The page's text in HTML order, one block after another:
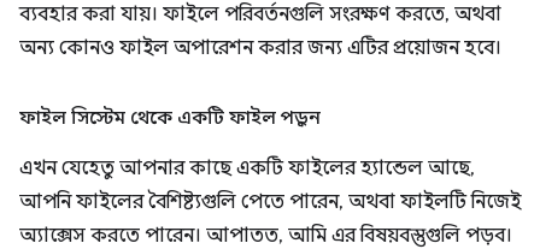
ব্যবহার করা যায়। ফাইলে পরিবর্তনগুলি সংরক্ষণ করতে, অথবা
অন্য কোনও ফাইল অপারেশন করার জন্য এটির প্রয়োজন হবে।
ফাইল সিস্টেম থেকে একটি ফাইল পড়ুন
এখন যেহেতু আপনার কাছে একটি ফাইলের হ্যান্ডেল আছে,
আপনি ফাইলের বৈশিষ্ট্যগুলি পেতে পারেন, অথবা ফাইলটি নিজেই
অ্যাক্সেস করতে পারেন। আপাতত, আমি এর বিষয়বস্তুগুলি পড়ব।